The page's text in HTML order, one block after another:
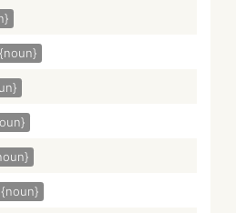
{noun}
{noun}